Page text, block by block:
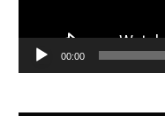
00:00